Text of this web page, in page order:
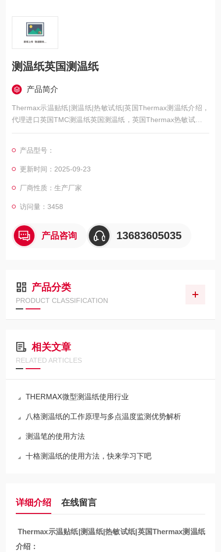
测温纸英国测温纸
产品简介
Thermax示温贴纸|测温纸|热敏试纸|英国Thermax测温纸介绍，
代理进口英国TMC测温纸英国测温纸，英国Thermax热敏试纸采
用温度测量的新概念，在小型贴纸上布有一列方格或圆点，代表
产品型号：
更新时间：2025-09-23
厂商性质：生产厂家
访问量：3458
产品咨询 13683605035
产品分类
PRODUCT CLASSIFICATION
相关文章
RELATED ARTICLES
THERMAX微型测温纸使用行业
八格测温纸的工作原理与多点温度监测优势解析
测温笔的使用方法
十格测温纸的使用方法，快来学习下吧
详细介绍 在线留言
Thermax示温贴纸|测温纸|热敏试纸|英国Thermax测温纸
介绍：